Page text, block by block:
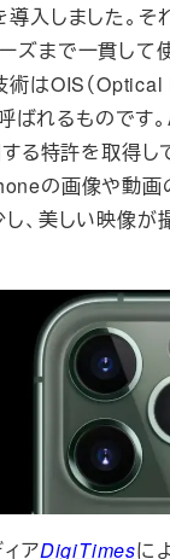
入しました。そ
ズまで一貫して
術はOIS（
ばれるものです
る特許を取得し
の画像や動画
、美しい映像が
アDigiTimesに